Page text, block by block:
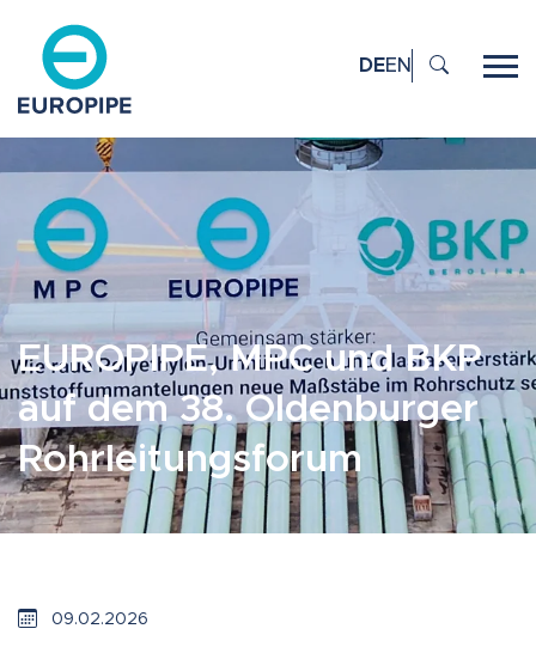
DEEN
EUROPIPE, MPC und BKP
auf dem 38. Oldenburger
Rohrleitungsforum
09.02.2026